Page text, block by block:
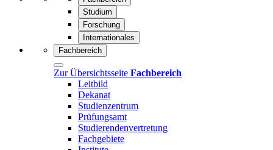
Studium
Forschung
Internationales
Fachbereich
Zur Übersichtsseite Fachbereich
Leitbild
Dekanat
Studienzentrum
Prüfungsamt
Studierendenvertretung
Fachgebiete